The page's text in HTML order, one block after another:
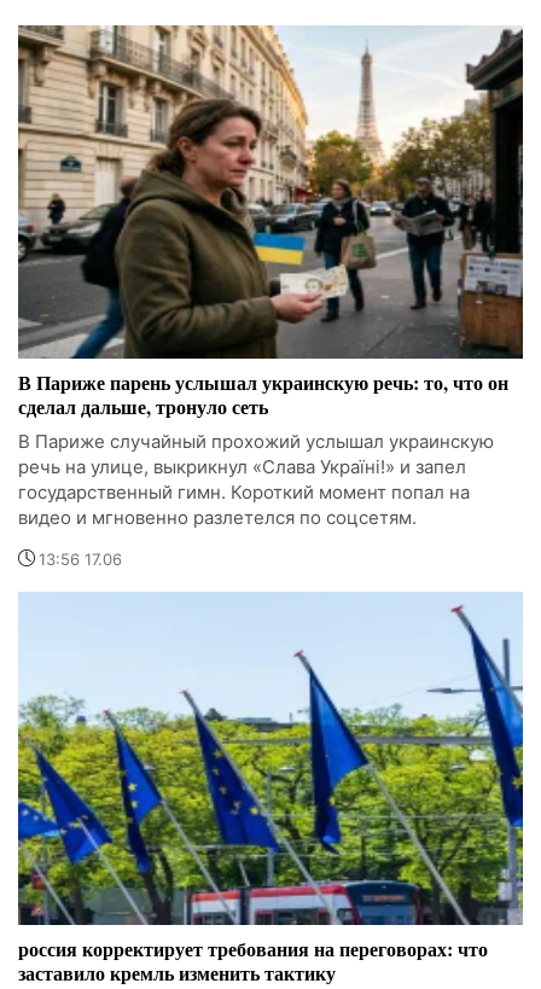
В Париже парень услышал украинскую речь: то, что он
сделал дальше, тронуло сеть
В Париже случайный прохожий услышал украинскую
речь на улице, выкрикнул «Слава Україні!» и запел
государственный гимн. Короткий момент попал на
видео и мгновенно разлетелся по соцсетям.
13:56 17.06
россия корректирует требования на переговорах: что
заставило кремль изменить тактику